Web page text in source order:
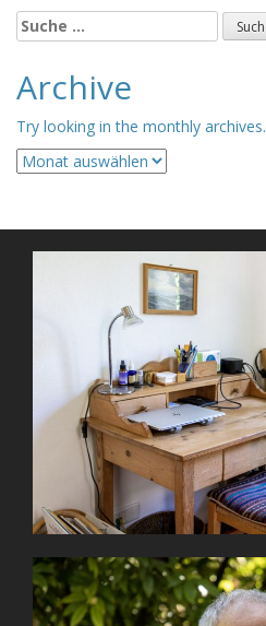
Suche
nach:
Archive
Try looking in the monthly archives.
Archive